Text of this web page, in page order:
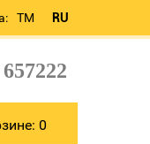
TM RU
0